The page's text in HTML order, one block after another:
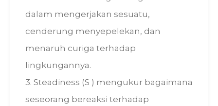
dalam mengerjakan sesuatu,
cenderung menyepelekan, dan
menaruh curiga terhadap
lingkungannya.
3. Steadiness (S ) mengukur bagaimana
seseorang bereaksi terhadap